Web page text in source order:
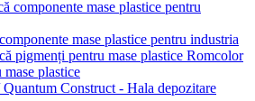
mase plastice pentru industria
Romcolor
plastice